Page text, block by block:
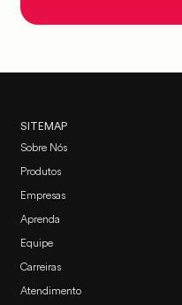
SITEMAP
Sobre Nós
Produtos
Empresas
Aprenda
Equipe
Carreiras
Atendimento